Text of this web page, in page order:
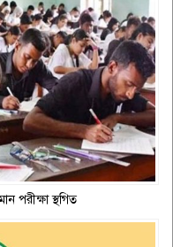
পরীক্ষা স্থগিত